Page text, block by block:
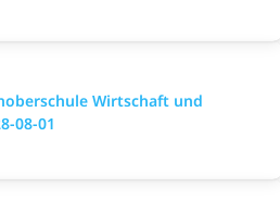
Wirtschaft und
08-01